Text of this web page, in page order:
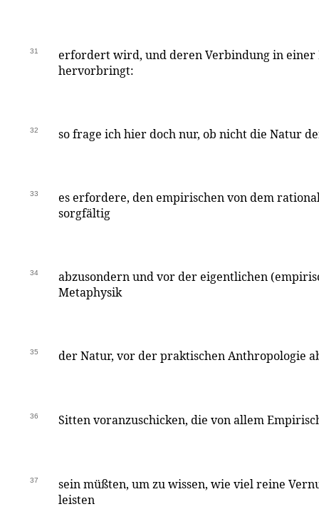
31
erfordert wird, und deren Verbindung in einer
hervorbringt:
32 so frage ich hier doch nur, ob nicht die Natur
33
es erfordere, den empirischen von dem
sorgfältig
34
abzusondern und vor der eigentlichen
Metaphysik
35 der Natur, vor der praktischen Anthropologie
36 Sitten voranzuschicken, die von allem
37
sein müßten, um zu wissen, wie viel reine
leisten